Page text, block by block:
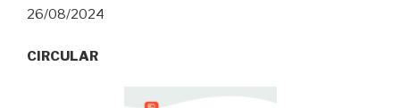
26/08/2024
CIRCULAR